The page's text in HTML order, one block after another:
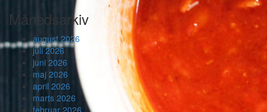
Månedsarkiv
august 2026
juli 2026
juni 2026
maj 2026
april 2026
marts 2026
februar 2026